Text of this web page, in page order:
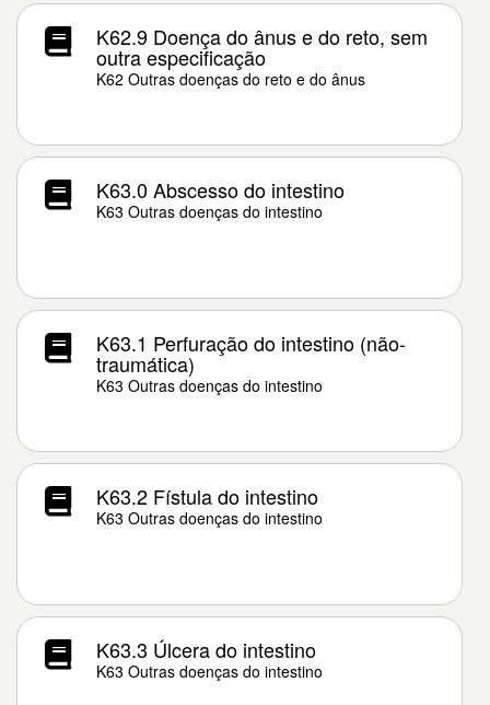
K62.9 Doença do ânus e do reto, sem
outra especificação
K62 Outras doenças do reto e do ânus
K63.0 Abscesso do intestino
K63 Outras doenças do intestino
K63.1 Perfuração do intestino (não-
traumática)
K63 Outras doenças do intestino
K63.2 Fístula do intestino
K63 Outras doenças do intestino
K63.3 Úlcera do intestino
K63 Outras doenças do intestino